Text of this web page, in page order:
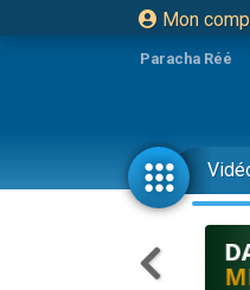
Mon
Paracha Réé